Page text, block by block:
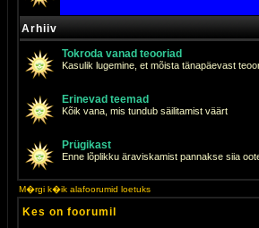
Arhiiv
Tokroda vanad teooriad
Kasulik lugemine, et mõista tänapäevast
Erinevad teemad
Kõik vana, mis tundub säilitamist väärt
Prügikast
Enne lõplikku äraviskamist pannakse siia
M�rgi k�ik alafoorumid loetuks
Kes on foorumil